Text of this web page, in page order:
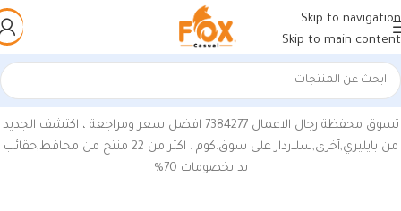
Skip to navigation
Skip to main content
الرئيسية/منتجات تحت الوسم “محفظة رجال الأعمال”
تسوق محفظة رجال الاعمال 7384277 افضل سعر ومراجعة ، اكتشف الجديد
من بايليري,أخرى,سلاردار على سوق.كوم . اكثر من 22 منتج من محافظ,حقائب
يد بخصومات 70%